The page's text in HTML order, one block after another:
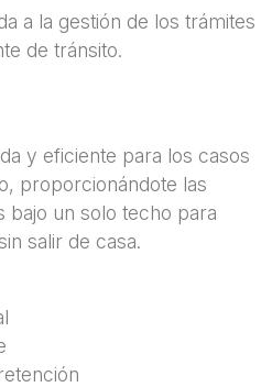
a la gestión de los trámites
de tránsito.
y eficiente para los casos
proporcionándote las
bajo un solo techo para
salir de casa.